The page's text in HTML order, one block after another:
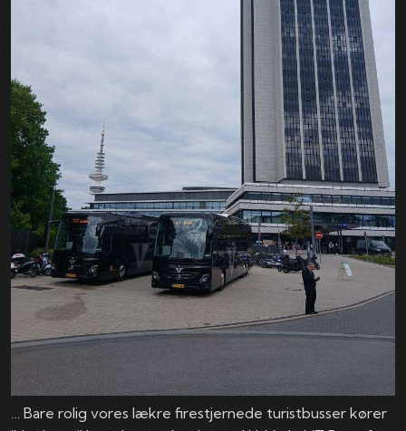
… Bare rolig vores lækre firestjernede turistbusser kører